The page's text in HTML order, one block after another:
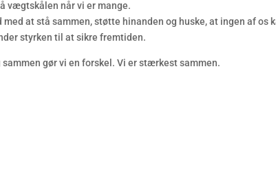
vægtskålen når vi er mange.
med at stå sammen, støtte hinanden og huske, at ingen af os
styrken til at sikre fremtiden.
sammen gør vi en forskel. Vi er stærkest sammen.